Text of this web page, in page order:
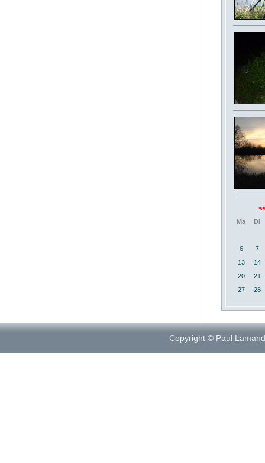
<<
Ma
Di
6
7
13
14
20
21
27
28
Copyright © Paul